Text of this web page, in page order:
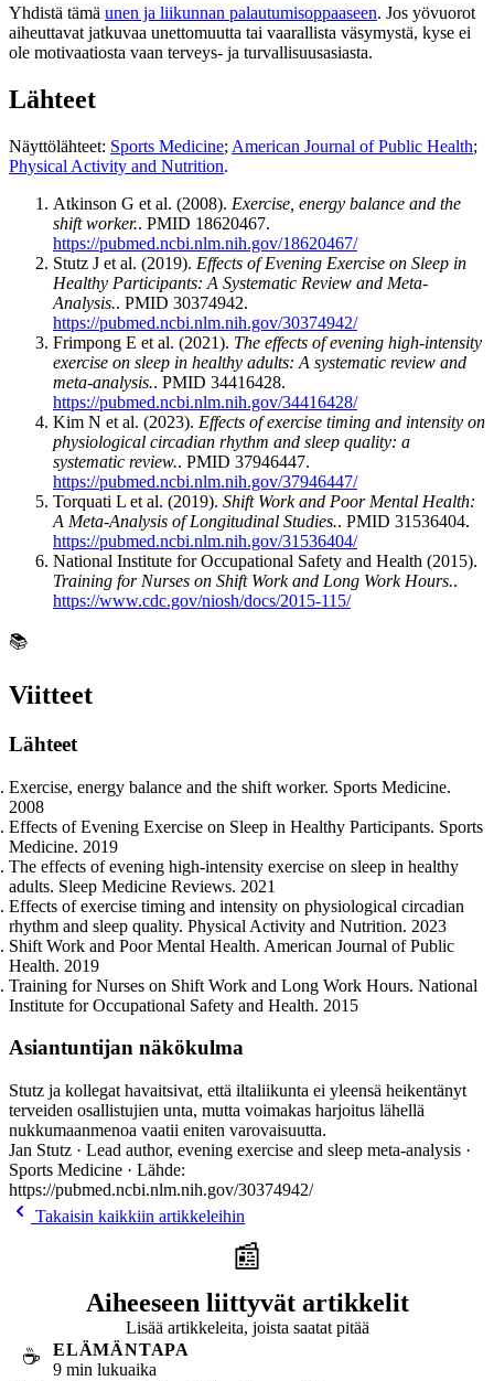
Yhdistä tämä unen ja liikunnan palautumisoppaaseen. Jos yövuorot
aiheuttavat jatkuvaa unettomuutta tai vaarallista väsymystä, kyse ei
ole motivaatiosta vaan terveys- ja turvallisuusasiasta.
Lähteet
Näyttölähteet: Sports Medicine; American Journal of Public Health;
Physical Activity and Nutrition.
Atkinson G et al. (2008). Exercise, energy balance and the
shift worker.. PMID 18620467.
https://pubmed.ncbi.nlm.nih.gov/18620467/
Stutz J et al. (2019). Effects of Evening Exercise on Sleep in
Healthy Participants: A Systematic Review and Meta-
Analysis.. PMID 30374942.
https://pubmed.ncbi.nlm.nih.gov/30374942/
Frimpong E et al. (2021). The effects of evening high-intensity
exercise on sleep in healthy adults: A systematic review and
meta-analysis.. PMID 34416428.
https://pubmed.ncbi.nlm.nih.gov/34416428/
Kim N et al. (2023). Effects of exercise timing and intensity on
physiological circadian rhythm and sleep quality: a
systematic review.. PMID 37946447.
https://pubmed.ncbi.nlm.nih.gov/37946447/
Torquati L et al. (2019). Shift Work and Poor Mental Health:
A Meta-Analysis of Longitudinal Studies.. PMID 31536404.
https://pubmed.ncbi.nlm.nih.gov/31536404/
National Institute for Occupational Safety and Health (2015).
Training for Nurses on Shift Work and Long Work Hours..
https://www.cdc.gov/niosh/docs/2015-115/
📚
Viitteet
Lähteet
Exercise, energy balance and the shift worker. Sports Medicine.
2008
Effects of Evening Exercise on Sleep in Healthy Participants. Sports
Medicine. 2019
The effects of evening high-intensity exercise on sleep in healthy
adults. Sleep Medicine Reviews. 2021
Effects of exercise timing and intensity on physiological circadian
rhythm and sleep quality. Physical Activity and Nutrition. 2023
Shift Work and Poor Mental Health. American Journal of Public
Health. 2019
Training for Nurses on Shift Work and Long Work Hours. National
Institute for Occupational Safety and Health. 2015
Asiantuntijan näkökulma
Stutz ja kollegat havaitsivat, että iltaliikunta ei yleensä heikentänyt
terveiden osallistujien unta, mutta voimakas harjoitus lähellä
nukkumaanmenoa vaatii eniten varovaisuutta.
Jan Stutz · Lead author, evening exercise and sleep meta-analysis ·
Sports Medicine · Lähde:
https://pubmed.ncbi.nlm.nih.gov/30374942/
Takaisin kaikkiin artikkeleihin
📰
Aiheeseen liittyvät artikkelit
Lisää artikkeleita, joista saatat pitää
☕
ELÄMÄNTAPA
9 min lukuaika